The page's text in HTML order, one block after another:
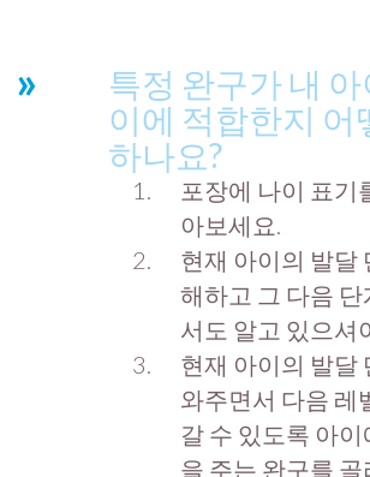
특정 완구가 내
이에 적합한지 어
하나요?
포장에 나이 표기
아보세요.
현재 아이의 발달
해하고 그 다음 단
서도 알고 있으셔
현재 아이의 발달
와주면서 다음 레
갈 수 있도록 아이
을 주는 완구를 골